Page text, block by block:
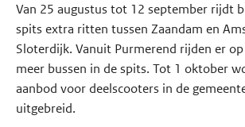
Van 25 augustus tot 12 september rijdt
spits extra ritten tussen Zaandam en
Sloterdijk. Vanuit Purmerend rijden er
meer bussen in de spits. Tot 1 oktober
aanbod voor deelscooters in de
uitgebreid.